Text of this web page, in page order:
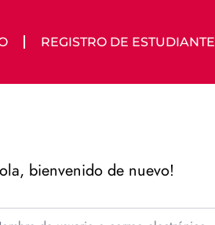
REGISTRO DE ESTUDIANTE
bienvenido de nuevo!